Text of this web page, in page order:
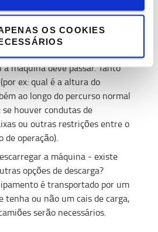
OS COOKIES
carga **
pretende-se saber a altura
máquina deve passar. Tanto
ex: qual é a altura do
ao longo do percurso normal
se houver condutas de
ou outras restrições entre o
de operação).
a máquina - existe
opções de descarga?
é transportado por um
tenha ou não um cais de carga,
serão necessários.